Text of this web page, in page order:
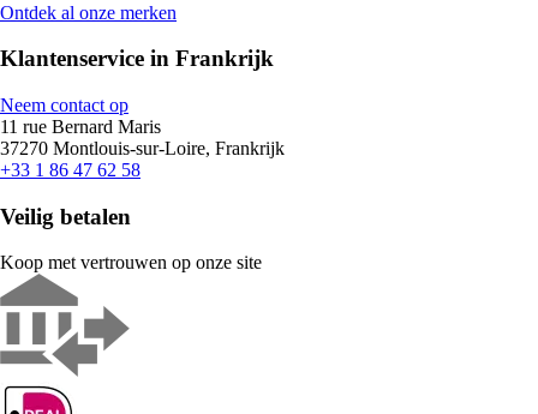
Ontdek al onze merken
Klantenservice in Frankrijk
Neem contact op
11 rue Bernard Maris
37270 Montlouis-sur-Loire, Frankrijk
+33 1 86 47 62 58
Veilig betalen
Koop met vertrouwen op onze site